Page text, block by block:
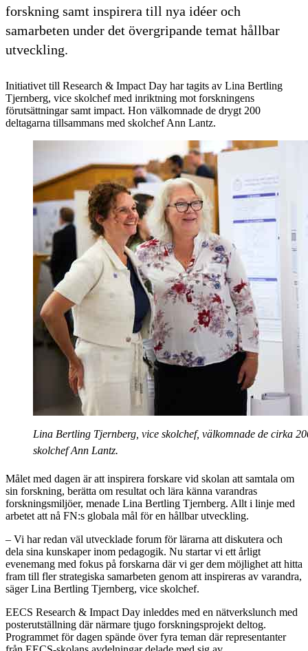
forskning samt inspirera till nya idéer och
samarbeten under det övergripande temat hållbar
utveckling.
Initiativet till Research & Impact Day har tagits av Lina Bertling
Tjernberg, vice skolchef med inriktning mot forskningens
förutsättningar samt impact. Hon välkomnade de drygt 200
deltagarna tillsammans med skolchef Ann Lantz.
Lina Bertling Tjernberg, vice skolchef, välkomnade de cirka
skolchef Ann Lantz.
Målet med dagen är att inspirera forskare vid skolan att samtala om
sin forskning, berätta om resultat och lära känna varandras
forskningsmiljöer, menade Lina Bertling Tjernberg. Allt i linje med
arbetet att nå FN:s globala mål för en hållbar utveckling.
– Vi har redan väl utvecklade forum för lärarna att diskutera och
dela sina kunskaper inom pedagogik. Nu startar vi ett årligt
evenemang med fokus på forskarna där vi ger dem möjlighet att hitta
fram till fler strategiska samarbeten genom att inspireras av varandra,
säger Lina Bertling Tjernberg, vice skolchef.
EECS Research & Impact Day inleddes med en nätverkslunch med
posterutställning där närmare tjugo forskningsprojekt deltog.
Programmet för dagen spände över fyra teman där representanter